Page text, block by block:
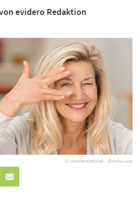
evidero Redaktion
© contrastwerkstatt - Fotolia.com